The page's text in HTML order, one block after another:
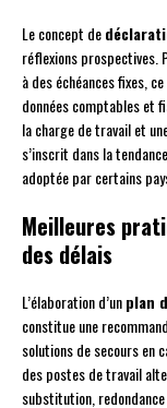
Le concept de
réflexions prospectives.
à des échéances fixes,
données comptables et
la charge de travail et
s’inscrit dans la
adoptée par certains
Meilleures
des délais
L’élaboration d’unplan
constitue une
solutions de secours en
des postes de travail
substitution, redondance